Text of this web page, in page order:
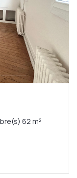
Appartement 2 pièce(s) 1 chambre(s) 62 m²